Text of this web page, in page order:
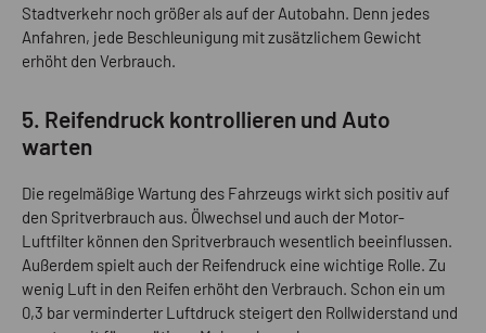
Stadtverkehr noch größer als auf der Autobahn. Denn jedes
Anfahren, jede Beschleunigung mit zusätzlichem Gewicht
erhöht den Verbrauch.
5. Reifendruck kontrollieren und Auto
warten
Die regelmäßige Wartung des Fahrzeugs wirkt sich positiv auf
den Spritverbrauch aus. Ölwechsel und auch der Motor-
Luftfilter können den Spritverbrauch wesentlich beeinflussen.
Außerdem spielt auch der Reifendruck eine wichtige Rolle. Zu
wenig Luft in den Reifen erhöht den Verbrauch. Schon ein um
0,3 bar verminderter Luftdruck steigert den Rollwiderstand und